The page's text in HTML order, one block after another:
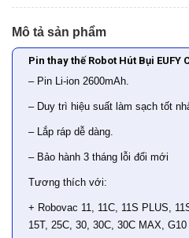
Mô tả sản phẩm
Pin thay thế Robot Hút Bụi EUFY
– Pin Li-ion 2600mAh.
– Duy trì hiệu suất làm sạch tốt
– Lắp ráp dễ dàng.
– Bảo hành 3 tháng lỗi đổi mới
Tương thích với:
+ Robovac 11, 11C, 11S PLUS,
15T, 25C, 30, 30C, 30C MAX,